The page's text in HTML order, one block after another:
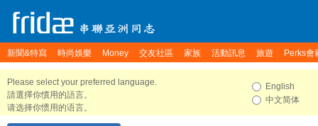
新聞&特寫 時尚娛樂 Money 交友社區 家族 活動訊息 旅遊 Perks會
Please select your preferred language.
請選擇你慣用的語言。
请选择你惯用的语言。
English
中文简体